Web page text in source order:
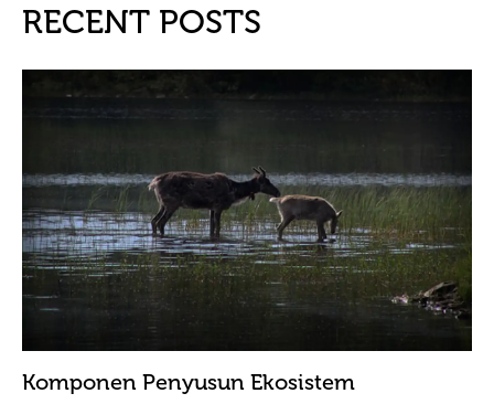
RECENT POSTS
Komponen Penyusun Ekosistem